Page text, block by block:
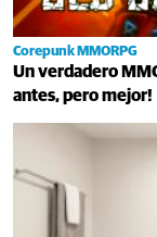
Corepunk MMORPG
Un verdadero
antes, pero mejor!